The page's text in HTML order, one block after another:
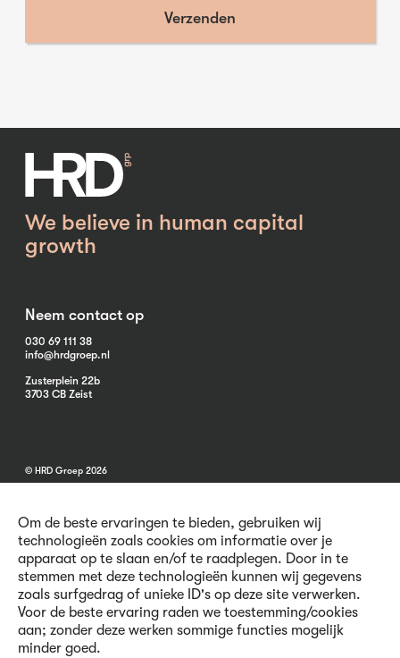
Om de beste ervaringen te bieden, gebruiken wij
technologieën zoals cookies om informatie over je
apparaat op te slaan en/of te raadplegen. Door in te
stemmen met deze technologieën kunnen wij gegevens
zoals surfgedrag of unieke ID's op deze site verwerken.
Voor de beste ervaring raden we toestemming/cookies
aan; zonder deze werken sommige functies mogelijk
minder goed.
We believe in human capital
growth
Neem contact op
030 69 111 38
info@hrdgroep.nl
Zusterplein 22b
3703 CB Zeist
© HRD Groep 2026
Algemene informatie
Contact
Voorwaarden
Privacy en Cookies